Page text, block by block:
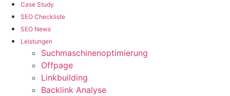
Case Study
SEO Checkliste
SEO News
Leistungen
Suchmaschinenoptimierung
Offpage
Linkbuilding
Backlink Analyse